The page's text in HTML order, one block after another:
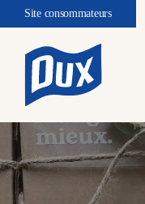
Site consommateurs